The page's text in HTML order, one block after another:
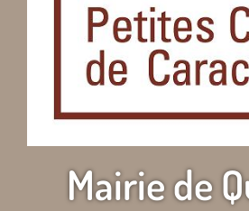
Mairie de